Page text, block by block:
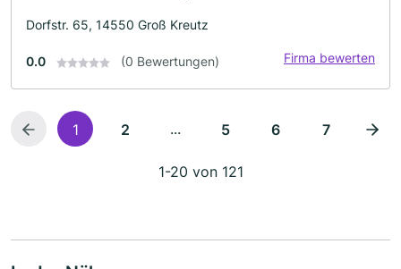
Dorfstr. 65, 14550 Groß Kreutz
0.0 (0 Bewertungen) Firma bewerten
1 2 ... 5 6 7
1-20 von 121